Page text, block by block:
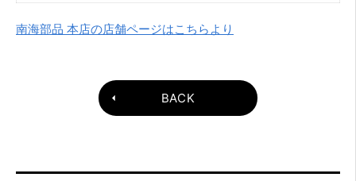
南海部品 本店の店舗ページはこちらより
BACK